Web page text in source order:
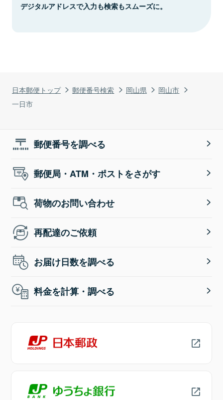
日本郵便トップ 郵便番号検索 岡山県
岡山市
一日市
デジタルアドレスで入力も検索もスムーズに。
郵便番号を調べる
郵便局・ATM・ポストをさがす
荷物のお問い合わせ
再配達のご依頼
お届け日数を調べる
料金を計算・調べる